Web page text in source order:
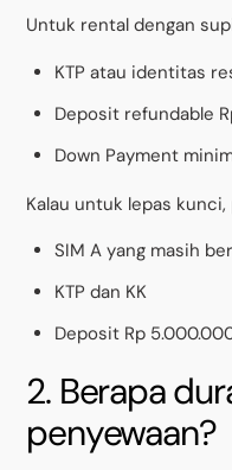
Untuk rental dengan
KTP atau identitas
Deposit refundable
Down Payment
Kalau untuk lepas
SIM A yang masih
KTP dan KK
Deposit Rp
2. Berapa
penyewaan?